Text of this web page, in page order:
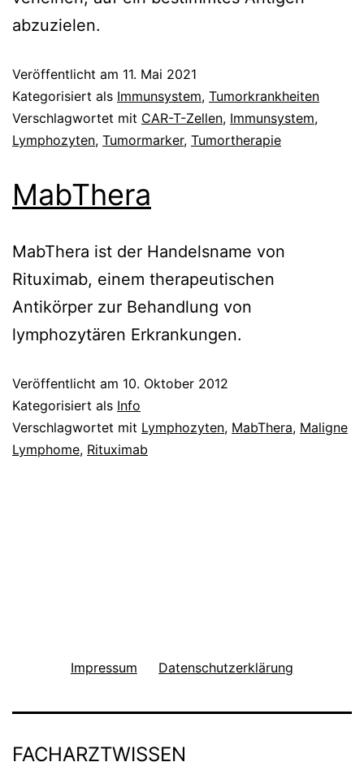
abzuzielen.
Veröffentlicht am 11. Mai 2021
Kategorisiert als Immunsystem, Tumorkrankheiten
Verschlagwortet mit CAR-T-Zellen, Immunsystem,
Lymphozyten, Tumormarker, Tumortherapie
MabThera
MabThera ist der Handelsname von
Rituximab, einem therapeutischen
Antikörper zur Behandlung von
lymphozytären Erkrankungen.
Veröffentlicht am 10. Oktober 2012
Kategorisiert als Info
Verschlagwortet mit Lymphozyten, MabThera, Maligne
Lymphome, Rituximab
Impressum Datenschutzerklärung
FACHARZTWISSEN